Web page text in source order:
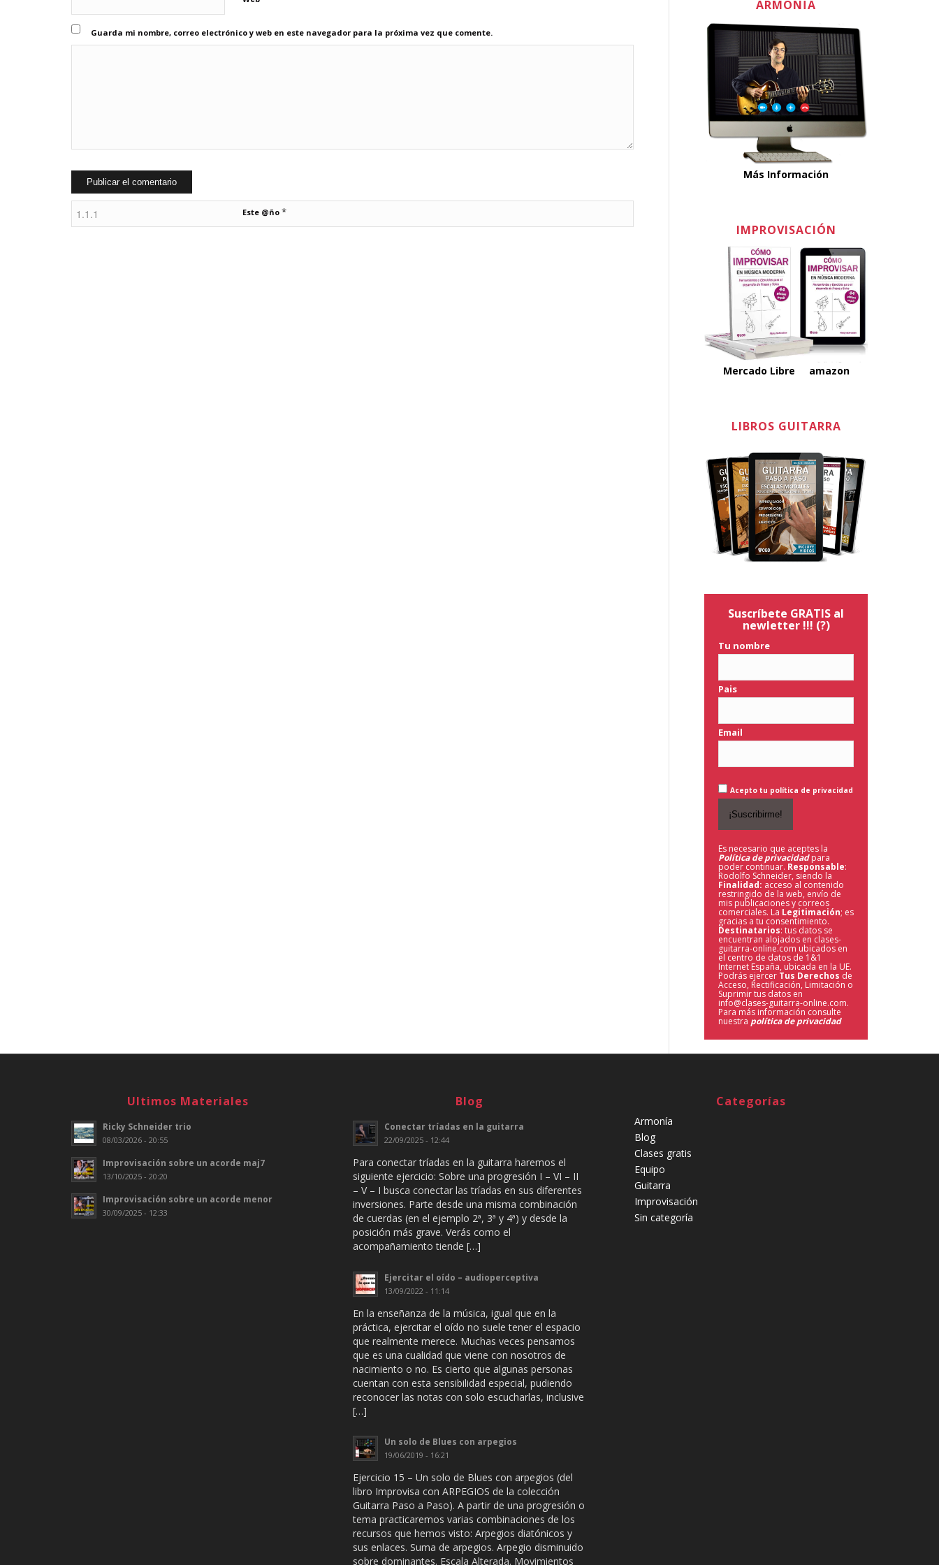
Guarda mi nombre, correo electrónico y web en este navegador para la próxima vez que comente.
Este @ño *
ARMONÏA
Más Información
IMPROVISACIÓN
Mercado Libre amazon
LIBROS GUITARRA
Suscríbete GRATIS al
newletter !!! (?)
Tu nombre
Pais
Email
Acepto tu política de privacidad
Es necesario que aceptes la
Política de privacidad para
poder continuar. Responsable:
Rodolfo Schneider, siendo la
Finalidad: acceso al contenido
restringido de la web, envío de
mis publicaciones y correos
comerciales. La Legitimación; es
gracias a tu consentimiento.
Destinatarios: tus datos se
encuentran alojados en clases-
guitarra-online.com ubicados en
el centro de datos de 1&1
Internet España, ubicada en la UE.
Podrás ejercer Tus Derechos de
Acceso, Rectificación, Limitación o
Suprimir tus datos en
info@clases-guitarra-online.com.
Para más información consulte
nuestra política de privacidad
Ultimos Materiales
Ricky Schneider trio
08/03/2026 - 20:55
Improvisación sobre un acorde maj7
13/10/2025 - 20:20
Improvisación sobre un acorde menor
30/09/2025 - 12:33
Blog
Conectar tríadas en la guitarra
22/09/2025 - 12:44
Para conectar tríadas en la guitarra haremos el
siguiente ejercicio: Sobre una progresión I – VI – II
– V – I busca conectar las tríadas en sus diferentes
inversiones. Parte desde una misma combinación
de cuerdas (en el ejemplo 2ª, 3ª y 4ª) y desde la
posición más grave. Verás como el
acompañamiento tiende […]
Ejercitar el oído – audioperceptiva
13/09/2022 - 11:14
En la enseñanza de la música, igual que en la
práctica, ejercitar el oído no suele tener el espacio
que realmente merece. Muchas veces pensamos
que es una cualidad que viene con nosotros de
nacimiento o no. Es cierto que algunas personas
cuentan con esta sensibilidad especial, pudiendo
reconocer las notas con solo escucharlas, inclusive
[…]
Un solo de Blues con arpegios
19/06/2019 - 16:21
Ejercicio 15 – Un solo de Blues con arpegios (del
libro Improvisa con ARPEGIOS de la colección
Guitarra Paso a Paso). A partir de una progresión o
tema practicaremos varias combinaciones de los
recursos que hemos visto: Arpegios diatónicos y
sus enlaces. Suma de arpegios. Arpegio disminuido
sobre dominantes. Escala Alterada. Movimientos
Categorías
Armonía
Blog
Clases gratis
Equipo
Guitarra
Improvisación
Sin categoría